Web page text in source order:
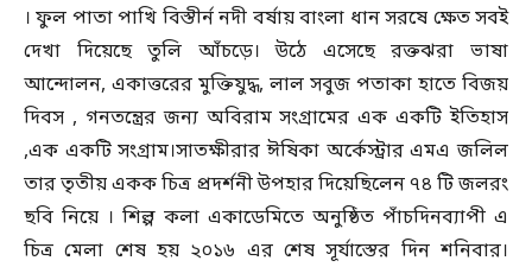
। ফুল পাতা পাখি বিস্তীর্ন নদী বর্ষায় বাংলা ধান সরষে ক্ষেত সবই
দেখা দিয়েছে তুলি আঁচড়ে। উঠে এসেছে রক্তঝরা ভাষা
আন্দোলন, একাত্তরের মুক্তিযুদ্ধ, লাল সবুজ পতাকা হাতে বিজয়
দিবস , গনতন্ত্রের জন্য অবিরাম সংগ্রামের এক একটি ইতিহাস
,এক একটি সংগ্রাম।সাতক্ষীরার ঈষিকা অর্কেস্ট্রার এমএ জলিল
তার তৃতীয় একক চিত্র প্রদর্শনী উপহার দিয়েছিলেন ৭৪ টি জলরং
ছবি নিয়ে । শিল্প কলা একাডেমিতে অনুষ্ঠিত পাঁচদিনব্যাপী এ
চিত্র মেলা শেষ হয় ২০১৬ এর শেষ সূর্যাস্তের দিন শনিবার।